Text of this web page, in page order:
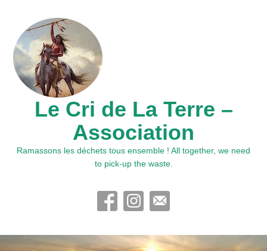
Le Cri de La Terre –
Association
Ramassons les déchets tous ensemble ! All together, we need
to pick-up the waste.